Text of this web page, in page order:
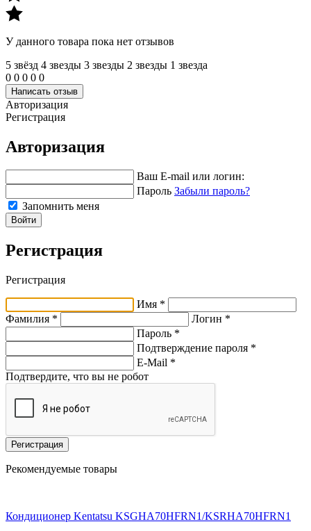
У данного товара пока нет отзывов
5 звёзд 4 звeзды 3 звeзды 2 звeзды 1 звeзда
0 0 0 0 0
Написать отзыв
Авторизация
Регистрация
Авторизация
Ваш E-mail или логин:
Пароль Забыли пароль?
Запомнить меня
Войти
Регистрация
Регистрация
Имя *
Фамилия *
Логин *
Пароль *
Подтверждение пароля *
E-Mail *
Подтвердите, что вы не робот
Регистрация
Рекомендуемые товары
Кондиционер Kentatsu KSGHA70HFRN1/KSRHA70HFRN1